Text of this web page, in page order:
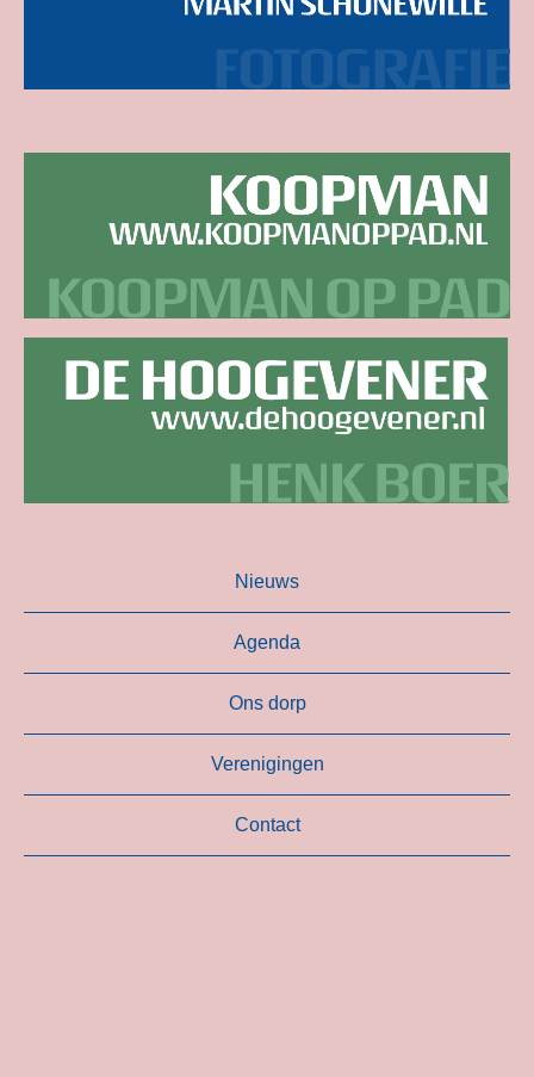
Nieuws
Agenda
Ons dorp
Verenigingen
Contact